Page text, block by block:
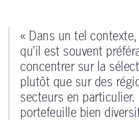
« Dans un tel
qu’il est souvent
concentrer sur la
plutôt que sur des
secteurs en particulier.
portefeuille bien